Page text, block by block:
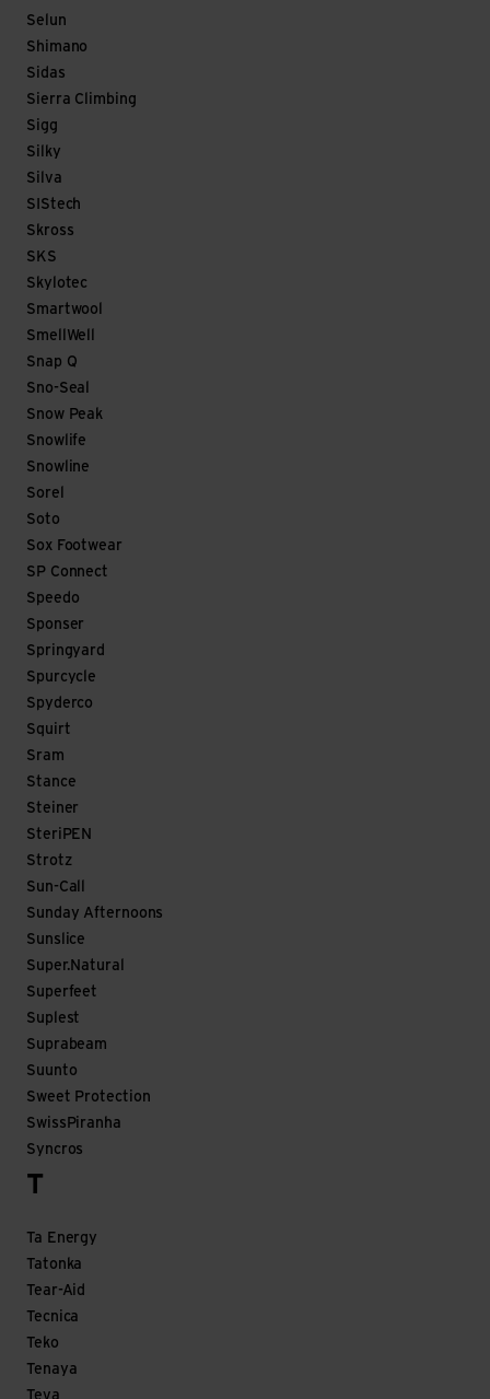
Selun
Shimano
Sidas
Sierra Climbing
Sigg
Silky
Silva
SIStech
Skross
SKS
Skylotec
Smartwool
SmellWell
Snap Q
Sno-Seal
Snow Peak
Snowlife
Snowline
Sorel
Soto
Sox Footwear
SP Connect
Speedo
Sponser
Springyard
Spurcycle
Spyderco
Squirt
Sram
Stance
Steiner
SteriPEN
Strotz
Sun-Call
Sunday Afternoons
Sunslice
Super.Natural
Superfeet
Suplest
Suprabeam
Suunto
Sweet Protection
SwissPiranha
Syncros
T
Ta Energy
Tatonka
Tear-Aid
Tecnica
Teko
Tenaya
Teva